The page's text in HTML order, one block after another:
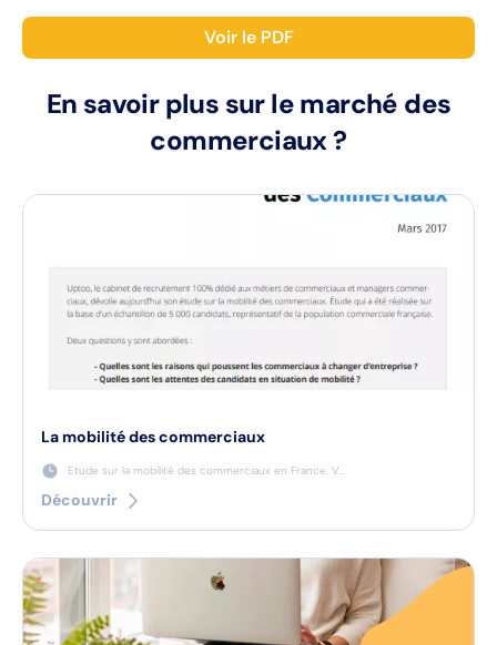
Voir le PDF
En savoir plus sur le marché des
commerciaux ?
La mobilité des commerciaux
Etude sur la mobilité des commerciaux en France. V...
Découvrir